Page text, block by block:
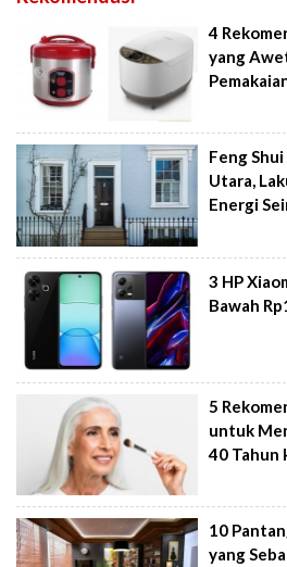
4
yang
Feng
Utara,
Energi
3 HP
Bawah
5
untuk
40 Tahun
10
yang